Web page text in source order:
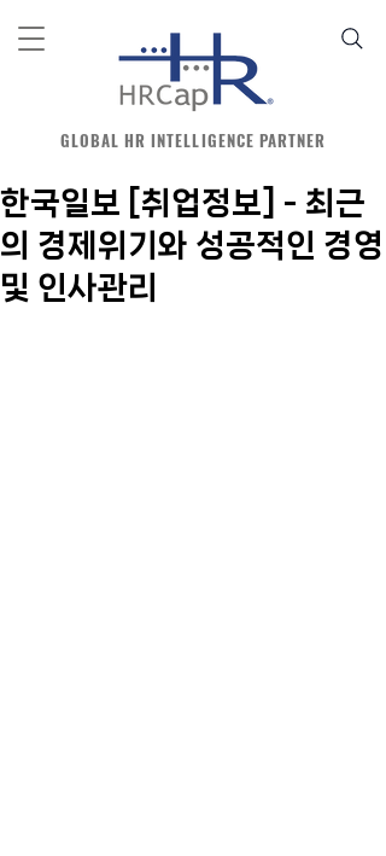
GLOBAL HR INTELLIGENCE PARTNER
한국일보 [취업정보] - 최근
의 경제위기와 성공적인 경영
및 인사관리